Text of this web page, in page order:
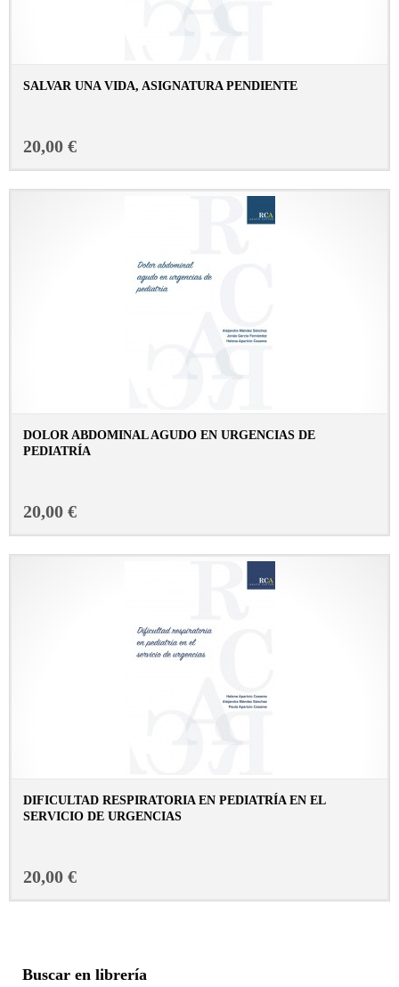
SALVAR UNA VIDA, ASIGNATURA PENDIENTE
20,00 €
DOLOR ABDOMINAL AGUDO EN URGENCIAS DE
PEDIATRÍA
20,00 €
DIFICULTAD RESPIRATORIA EN PEDIATRÍA EN EL
SERVICIO DE URGENCIAS
20,00 €
Buscar en librería